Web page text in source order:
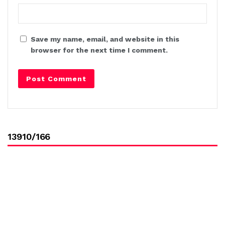
Save my name, email, and website in this
browser for the next time I comment.
13910/166